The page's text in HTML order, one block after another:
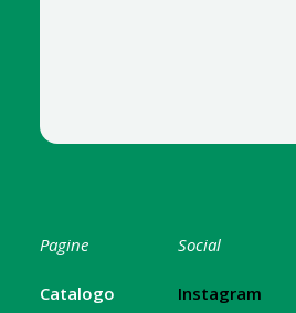
Pagine
Catalogo
Social
Instagram